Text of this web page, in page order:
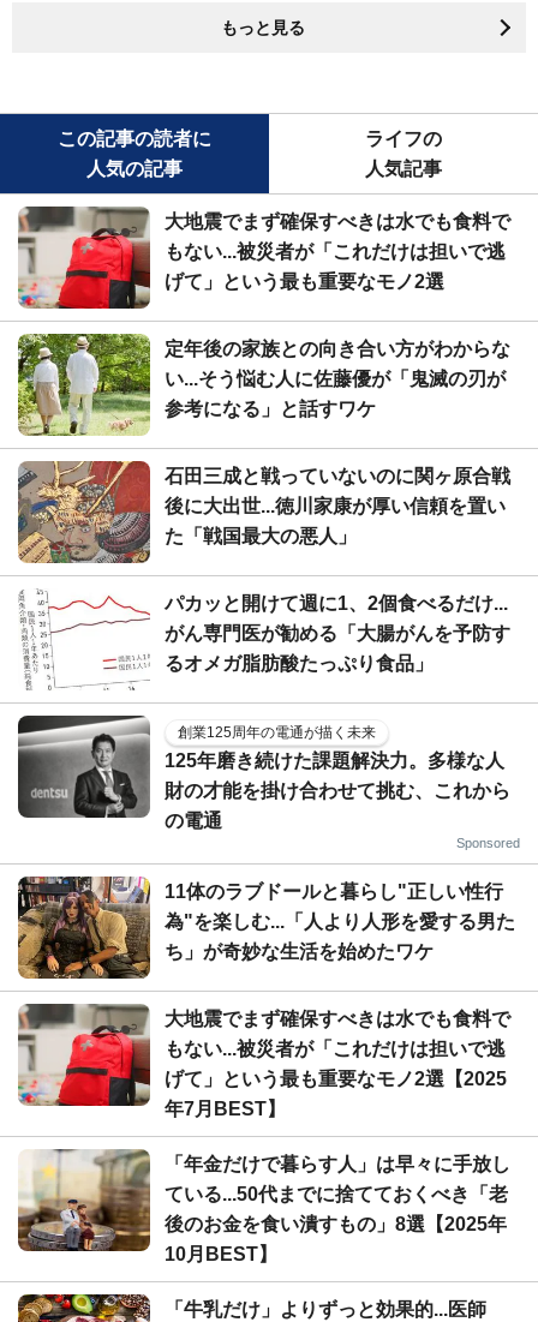
もっと見る
この記事の読者に
人気の記事
ライフの
人気記事
大地震でまず確保すべきは水でも食料で
もない...被災者が「これだけは担いで逃
げて」という最も重要なモノ2選
定年後の家族との向き合い方がわからな
い...そう悩む人に佐藤優が「鬼滅の刃が
参考になる」と話すワケ
石田三成と戦っていないのに関ヶ原合戦
後に大出世...徳川家康が厚い信頼を置い
た「戦国最大の悪人」
パカッと開けて週に1、2個食べるだけ...
がん専門医が勧める「大腸がんを予防す
るオメガ脂肪酸たっぷり食品」
創業125周年の電通が描く未来
125年磨き続けた課題解決力。多様な人
財の才能を掛け合わせて挑む、これから
の電通
Sponsored
11体のラブドールと暮らし"正しい性行
為"を楽しむ...「人より人形を愛する男た
ち」が奇妙な生活を始めたワケ
大地震でまず確保すべきは水でも食料で
もない...被災者が「これだけは担いで逃
げて」という最も重要なモノ2選【2025
年7月BEST】
「年金だけで暮らす人」は早々に手放し
ている...50代までに捨てておくべき「老
後のお金を食い潰すもの」8選【2025年
10月BEST】
「牛乳だけ」よりずっと効果的...医師